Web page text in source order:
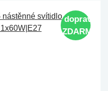
doprava
ZDARMA